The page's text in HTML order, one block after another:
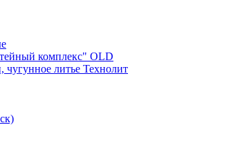
комплекс" OLD
литье Технолит